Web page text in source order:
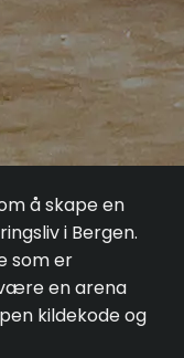
å skape en
i Bergen.
som er
en arena
kildekode og